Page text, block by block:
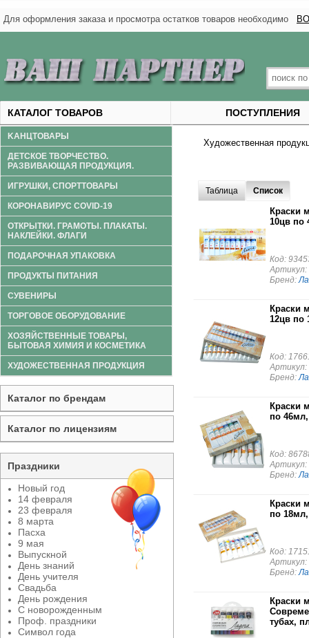
Для оформления заказа и просмотра остатков товаров необходимо
КАТАЛОГ ТОВАРОВ ПОСТУПЛЕНИЯ
Художественная
Таблица Список
Краски
10цв по
Код:
Артикул:
Бренд:
Краски
12цв по
Код:
Артикул:
Бренд:
Краски
по 46мл,
Код:
Артикул:
Бренд:
Краски
по 18мл,
Код:
Артикул:
Бренд:
Краски
тубах,
KАНЦТОВАРЫ
ДЕТСКОЕ ТВОРЧЕСТВО.
РАЗВИВАЮЩАЯ ПРОДУКЦИЯ.
ИГРУШКИ, СПОРТТОВАРЫ
КОРОНАВИРУС COVID-19
ОТКРЫТКИ. ГРАМОТЫ. ПЛАКАТЫ.
НАКЛЕЙКИ. ФЛАГИ
ПОДАРОЧНАЯ УПАКОВКА
ПРОДУКТЫ ПИТАНИЯ
СУВЕНИРЫ
ТОРГОВОЕ ОБОРУДОВАНИЕ
ХОЗЯЙСТВЕННЫЕ ТОВАРЫ,
БЫТОВАЯ ХИМИЯ И КОСМЕТИКА
ХУДОЖЕСТВЕННАЯ ПРОДУКЦИЯ
Каталог по брендам
Каталог по лицензиям
Праздники
Новый год
14 февраля
23 февраля
8 марта
Пасха
9 мая
Выпускной
День знаний
День учителя
Свадьба
День рождения
С новорожденным
Проф. праздники
Символ года